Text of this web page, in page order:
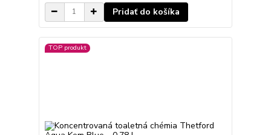
Pridať do košíka
TOP produkt